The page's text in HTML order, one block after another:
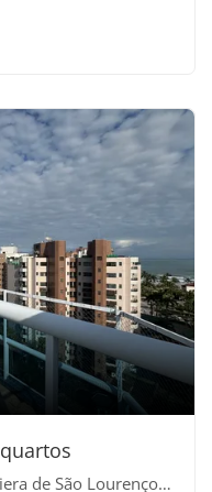
Lourenço, Bertioga-SP